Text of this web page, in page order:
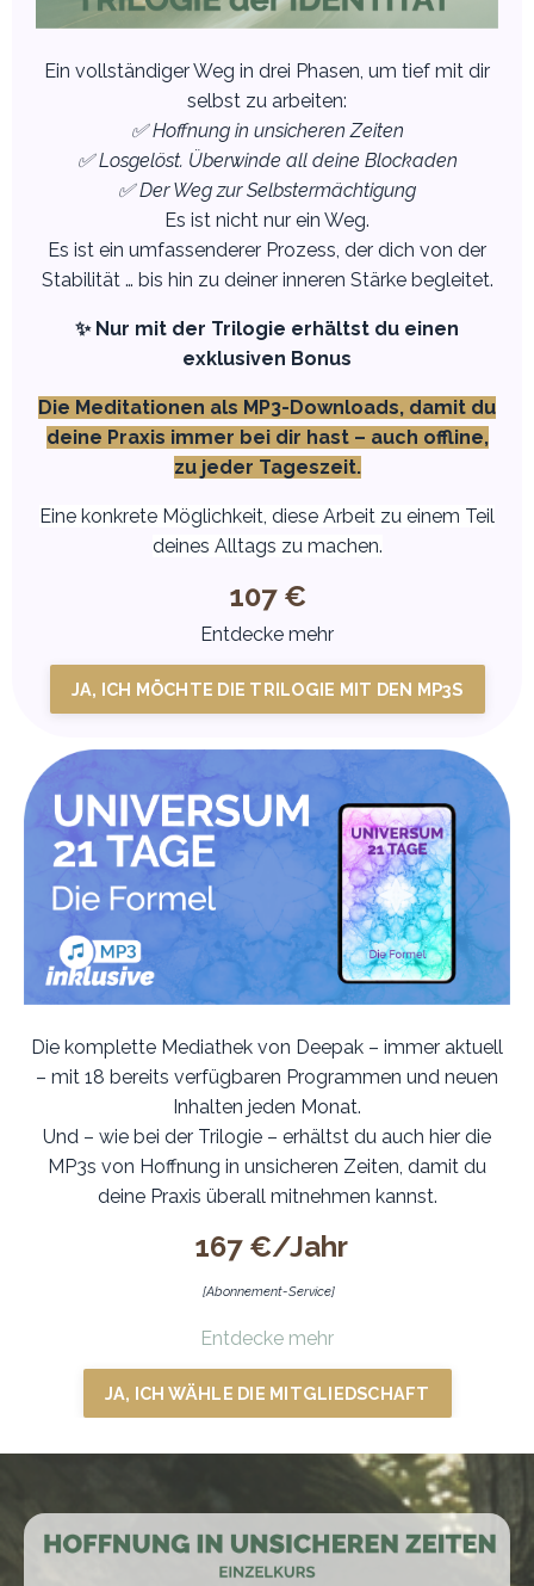
Ein vollständiger Weg in drei Phasen, um tief mit dir
selbst zu arbeiten:
✅ Hoffnung in unsicheren Zeiten
✅ Losgelöst. Überwinde all deine Blockaden
✅Der Weg zur Selbstermächtigung
Es ist nicht nur ein Weg.
Es ist ein umfassenderer Prozess, der dich von der
Stabilität … bis hin zu deiner inneren Stärke begleitet.
✨ Nur mit der Trilogie erhältst du einen
exklusiven Bonus
Die Meditationen als MP3-Downloads, damit du
deine Praxis immer bei dir hast – auch offline,
zu jeder Tageszeit.
Eine konkrete Möglichkeit, diese Arbeit zu einem Teil
deines Alltags zu machen.
107 €
Entdecke mehr
JA, ICH MÖCHTE DIE TRILOGIE MIT DEN MP3S
Die komplette Mediathek von Deepak – immer aktuell
– mit 18 bereits verfügbaren Programmen und neuen
Inhalten jeden Monat.
Und – wie bei der Trilogie – erhältst du auch hier die
MP3s von Hoffnung in unsicheren Zeiten, damit du
deine Praxis überall mitnehmen kannst.
167 €/Jahr
[Abonnement-Service]
Entdecke mehr
JA, ICH WÄHLE DIE MITGLIEDSCHAFT